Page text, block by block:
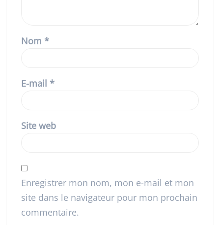
Nom *
E-mail *
Site web
Enregistrer mon nom, mon e-mail et mon
site dans le navigateur pour mon prochain
commentaire.